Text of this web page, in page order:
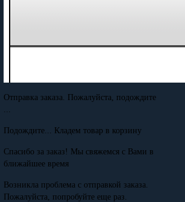
Отправка заказа. Пожалуйста, подождите
Подождите... Кладем товар в корзину
Спасибо за заказ! Мы свяжемся с Вами в
ближайшее время
Возникла проблема с отправкой заказа.
Пожалуйста, попробуйте еще раз.